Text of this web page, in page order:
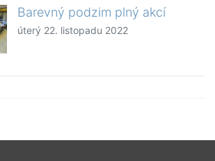
Barevný podzim plný akcí
úterý 22. listopadu 2022